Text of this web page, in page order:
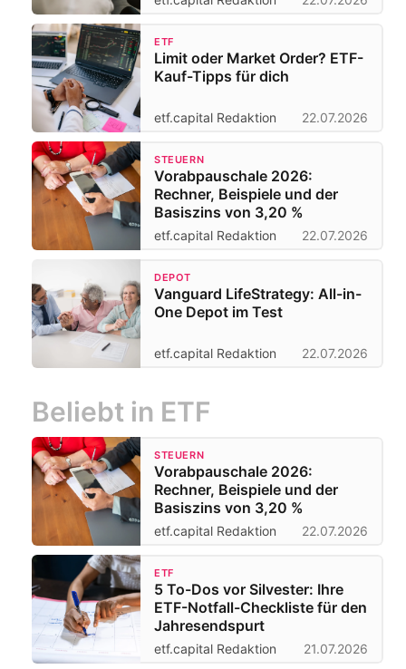
ETF
Limit oder Market Order? ETF-
Kauf-Tipps für dich
etf.capital Redaktion 22.07.2026
STEUERN
Vorabpauschale 2026:
Rechner, Beispiele und der
Basiszins von 3,20 %
etf.capital Redaktion 22.07.2026
DEPOT
Vanguard LifeStrategy: All-in-
One Depot im Test
etf.capital Redaktion 22.07.2026
Beliebt in ETF
STEUERN
Vorabpauschale 2026:
Rechner, Beispiele und der
Basiszins von 3,20 %
etf.capital Redaktion 22.07.2026
ETF
5 To-Dos vor Silvester: Ihre
ETF-Notfall-Checkliste für den
Jahresendspurt
etf.capital Redaktion 21.07.2026